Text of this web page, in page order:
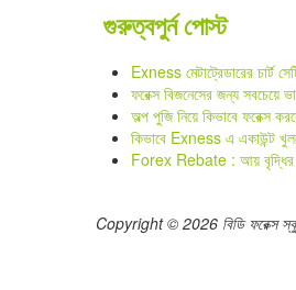
গুরুত্বপুর্ন পোস্ট
Exness মেটাট্রেডারের চার্ট
ফরেক্স বিজনেসের জন্য সবচেয়ে
অল্প পুজি নিয়ে কিভাবে ফরেক্স
কিভাবে Exness এ একাউন্ট
Forex Rebate : আয়
Copyright © 2026 বিডি ফরেক্স